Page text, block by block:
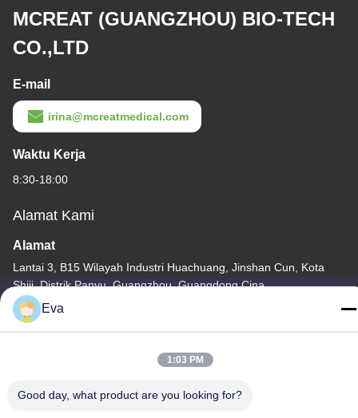
MCREAT (GUANGZHOU) BIO-TECH
CO.,LTD
E-mail
irina@mcreatmedical.com
Waktu Kerja
8:30-18:00
Alamat Kami
Alamat
Lantai 3, B15 Wilayah Industri Huachuang, Jinshan Cun, Kota
Shiji, Distrik Panyu, Guangzhou, Guangdong Cina
Telp
Eva
1:03 PM
Good day, what product are you looking for?